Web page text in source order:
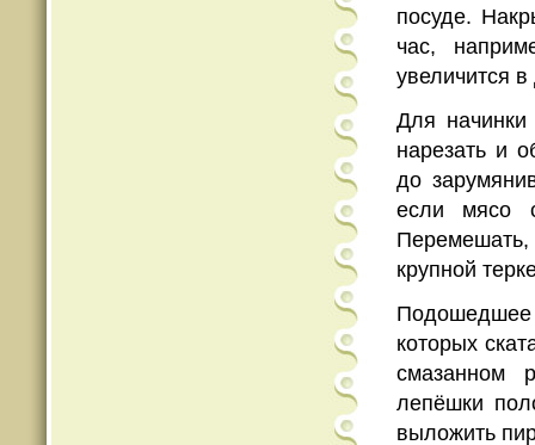
посуде.
час,
увеличится
Для
нарезать и
до
если мясо
Перемешать,
крупной
Подошедшее
которых
смазанном
лепёшки
выложить